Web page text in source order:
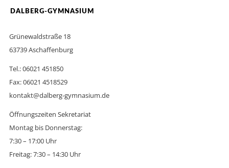
DALBERG-GYMNASIUM
Grünewaldstraße 18
63739 Aschaffenburg
Tel.: 06021 451850
Fax: 06021 4518529
kontakt@dalberg-gymnasium.de
Öffnungszeiten Sekretariat
Montag bis Donnerstag:
7:30 – 17:00 Uhr
Freitag: 7:30 – 14:30 Uhr